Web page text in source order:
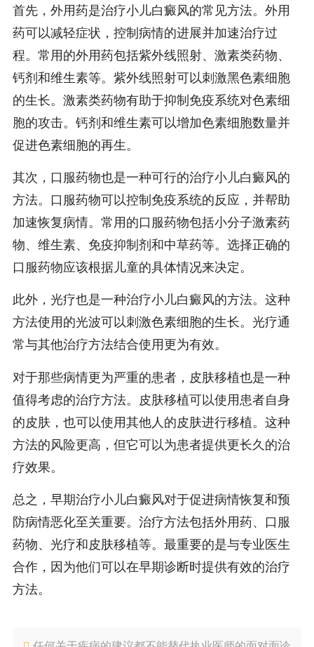
首先，外用药是治疗小儿白癜风的常见方法。外用
药可以减轻症状，控制病情的进展并加速治疗过
程。常用的外用药包括紫外线照射、激素类药物、
钙剂和维生素等。紫外线照射可以刺激黑色素细胞
的生长。激素类药物有助于抑制免疫系统对色素细
胞的攻击。钙剂和维生素可以增加色素细胞数量并
促进色素细胞的再生。
其次，口服药物也是一种可行的治疗小儿白癜风的
方法。口服药物可以控制免疫系统的反应，并帮助
加速恢复病情。常用的口服药物包括小分子激素药
物、维生素、免疫抑制剂和中草药等。选择正确的
口服药物应该根据儿童的具体情况来决定。
此外，光疗也是一种治疗小儿白癜风的方法。这种
方法使用的光波可以刺激色素细胞的生长。光疗通
常与其他治疗方法结合使用更为有效。
对于那些病情更为严重的患者，皮肤移植也是一种
值得考虑的治疗方法。皮肤移植可以使用患者自身
的皮肤，也可以使用其他人的皮肤进行移植。这种
方法的风险更高，但它可以为患者提供更长久的治
疗效果。
总之，早期治疗小儿白癜风对于促进病情恢复和预
防病情恶化至关重要。治疗方法包括外用药、口服
药物、光疗和皮肤移植等。最重要的是与专业医生
合作，因为他们可以在早期诊断时提供有效的治疗
方法。